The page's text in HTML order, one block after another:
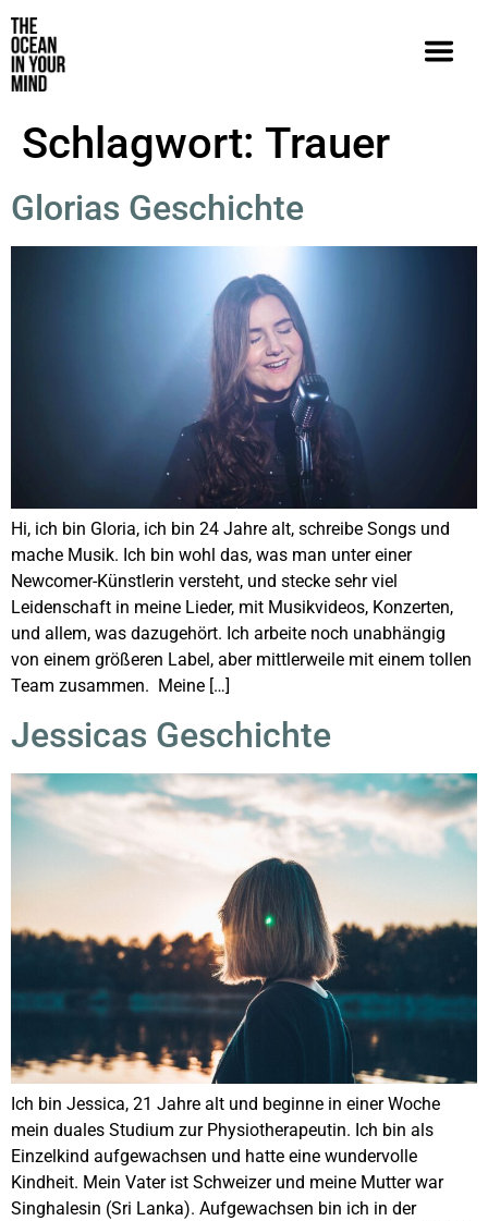
Schlagwort: Trauer
Glorias Geschichte
Hi, ich bin Gloria, ich bin 24 Jahre alt, schreibe Songs und
mache Musik. Ich bin wohl das, was man unter einer
Newcomer-Künstlerin versteht, und stecke sehr viel
Leidenschaft in meine Lieder, mit Musikvideos, Konzerten,
und allem, was dazugehört. Ich arbeite noch unabhängig
von einem größeren Label, aber mittlerweile mit einem tollen
Team zusammen. Meine […]
Jessicas Geschichte
Ich bin Jessica, 21 Jahre alt und beginne in einer Woche
mein duales Studium zur Physiotherapeutin. Ich bin als
Einzelkind aufgewachsen und hatte eine wundervolle
Kindheit. Mein Vater ist Schweizer und meine Mutter war
Singhalesin (Sri Lanka). Aufgewachsen bin ich in der